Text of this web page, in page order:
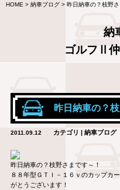
HOME > 納車ブログ > 昨日納車の？枝野さ
納
ゴルフⅡ
昨日納車の？
2011.09.12 カテゴリ | 納車ブログ
昨日納車の？枝野さまです～！
８８年型ＧＴＩ－１６ｖのカップカ
がとうございます！